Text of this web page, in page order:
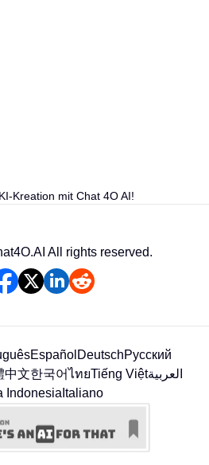
Kreation mit Chat 4O AI!
All rights reserved.
Español DeutschРусский
中文한국어ไทยTiếng Việtالعربية
Indonesia Italiano